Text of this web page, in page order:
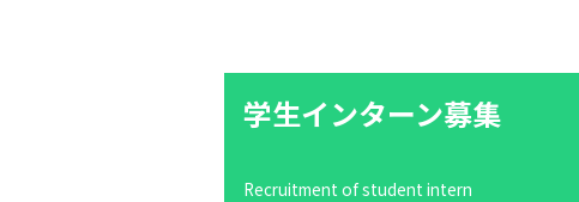
学生インターン募集
Recruitment of student intern